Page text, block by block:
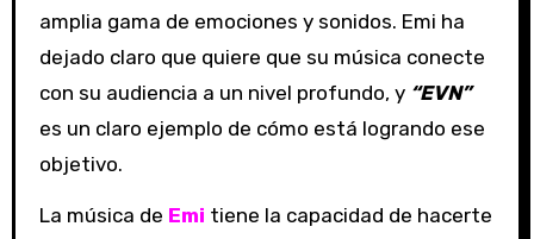
amplia gama de emociones y sonidos. Emi ha
dejado claro que quiere que su música conecte
con su audiencia a un nivel profundo, y “EVN”
es un claro ejemplo de cómo está logrando ese
objetivo.
La música de Emi tiene la capacidad de hacerte